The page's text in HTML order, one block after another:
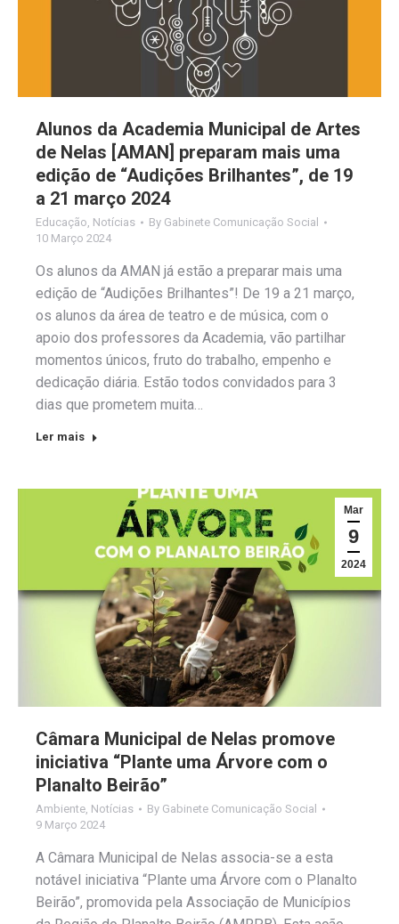
Alunos da Academia Municipal de Artes
de Nelas [AMAN] preparam mais uma
edição de “Audições Brilhantes”, de 19
a 21 março 2024
Educação, Notícias By Gabinete Comunicação Social
10 Março 2024
Os alunos da AMAN já estão a preparar mais uma
edição de “Audições Brilhantes”! De 19 a 21 março,
os alunos da área de teatro e de música, com o
apoio dos professores da Academia, vão partilhar
momentos únicos, fruto do trabalho, empenho e
dedicação diária. Estão todos convidados para 3
dias que prometem muita…
Ler mais
Mar
9
2024
Câmara Municipal de Nelas promove
iniciativa “Plante uma Árvore com o
Planalto Beirão”
Ambiente Notícias By Gabinete Comunicação Social
9 Março 2024
A Câmara Municipal de Nelas associa-se a esta
notável iniciativa “Plante uma Árvore com o Planalto
Beirão”, promovida pela Associação de Municípios